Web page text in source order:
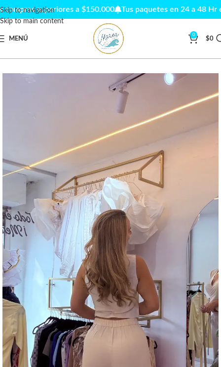
Skip to navigation
Skip to main content
superiores a $150.000 Tus paquetes en 24 a 48 Hr en
MENÚ
0
$0